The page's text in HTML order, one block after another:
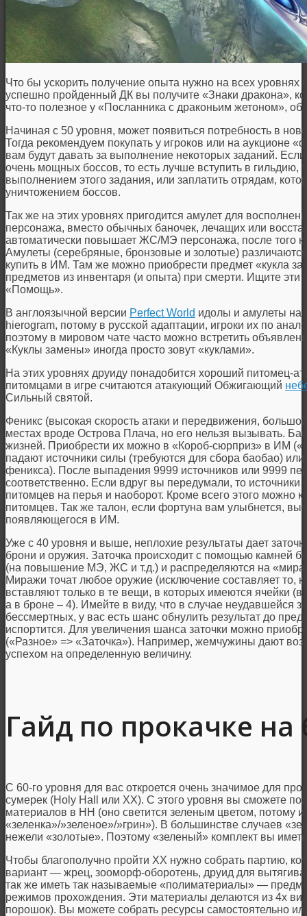
Что бы ускорить получение опыта нужно на всех
успешно пройденный ДК вы получите «Знаки дракона»,
что-то полезное у «Посланника с драконьим жетоном»,
Начиная с 50 уровня, может появиться потребность в
Тогда рекомендуем покупать у игроков или на аукционе
вам будут давать за выполнение некоторых заданий.
очень мощных боссов, то есть лучше вступить в гильдию,
выполнением этого задания, или заплатить отрядам,
уничтожением боссов.
Так же на этих уровнях пригодится амулет для
персонажа, вместо обычных баночек, лечащих или
автоматически повышает ЖС/МЭ персонажа, после того
Амулеты (серебряные, бронзовые и золотые)
купить в ИМ. Там же можно приобрести предмет «кукла
предметов из инвентаря (и опыта) при смерти. Ищите
«Помощь».
В англоязычной версии Perfect World идолы и амулеты
hierogram, потому в русской адаптации, игроки их по
поэтому в мировом чате часто можно встретить
«Куклы замены» иногда просто зовут «куклами».
На этих уровнях друиду понадобится хороший питомец-
питомцами в игре считаются атакующий Обжигающий
Сильный святой.
Феникс (высокая скорость атаки и передвижения,
местах вроде Острова Плача, но его нельзя вызывать.
жизней. Приобрести их можно в «Короб-сюрприз» в ИМ
падают источники силы (требуются для сбора баобао)
феникса). После выпадения 9999 источников или 9999
соответственно. Если вдруг вы передумали, то
питомцев на перья и наоборот. Кроме всего этого можно
питомцев. Так же талон, если фортуна вам улыбнется,
появляющегося в ИМ.
Уже с 40 уровня и выше, неплохие результаты дает
брони и оружия. Заточка происходит с помощью камней
(на повышение МЭ, ЖС и т.д.) и распределяются на
Миражи точат любое оружие (исключение составляет то,
вставляют только в те вещи, в которых имеются ячейки
а в броне – 4). Имейте в виду, что в случае неудавшейся
бессмертных, у вас есть шанс обнулить результат до
испортится. Для увеличения шанса заточки можно
(«Разное» => «Заточка»). Например, жемчужины дают
успехом на определенную величину.
Гайд по прокачке на
С 60-го уровня для вас откроется очень значимое для
сумерек (Holy Hall или ХХ). С этого уровня вы сможете
материалов в HH (оно светится зеленым цветом, потому
«зеленка»/»зеленое»/»грин»). В большинстве случаев
нежели «золотые». Поэтому «зеленый» комплект вы
Чтобы благополучно пройти ХХ нужно собрать партию,
вариант — жрец, зооморф-оборотень, друид для
так же иметь так называемые «полиматериалы» —
режимов прохождения. Эти материалы делаются из 4х
порошок). Вы можете собрать ресурсы самостоятельно